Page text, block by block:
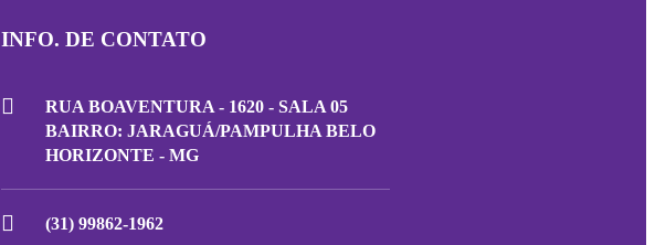
INFO. DE CONTATO
RUA BOAVENTURA - 1620 - SALA 05
BAIRRO: JARAGUÁ/PAMPULHA BELO
HORIZONTE - MG
(31) 99862-1962